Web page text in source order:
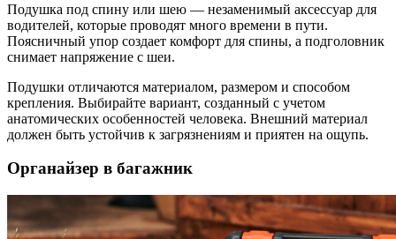
Подушка под спину или шею — незаменимый аксессуар для
водителей, которые проводят много времени в пути.
Поясничный упор создает комфорт для спины, а подголовник
снимает напряжение с шеи.
Подушки отличаются материалом, размером и способом
крепления. Выбирайте вариант, созданный с учетом
анатомических особенностей человека. Внешний материал
должен быть устойчив к загрязнениям и приятен на ощупь.
Органайзер в багажник